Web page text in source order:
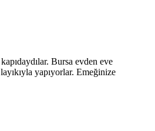
Bursa evden eve
yapıyorlar. Emeğinize